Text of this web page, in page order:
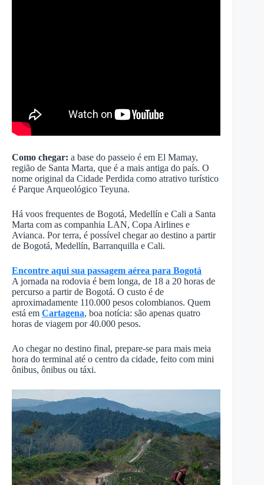
Como chegar: a base do passeio é em El Mamay,
região de Santa Marta, que é a mais antiga do país. O
nome original da Cidade Perdida como atrativo turístico
é Parque Arqueológico Teyuna.
Há voos frequentes de Bogotá, Medellín e Cali a Santa
Marta com as companhia LAN, Copa Airlines e
Avianca. Por terra, é possível chegar ao destino a partir
de Bogotá, Medellín, Barranquilla e Cali.
Encontre aqui sua passagem aérea para Bogotá
A jornada na rodovia é bem longa, de 18 a 20 horas de
percurso a partir de Bogotá. O custo é de
aproximadamente 110.000 pesos colombianos. Quem
está em Cartagena, boa notícia: são apenas quatro
horas de viagem por 40.000 pesos.
Ao chegar no destino final, prepare-se para mais meia
hora do terminal até o centro da cidade, feito com mini
ônibus, ônibus ou táxi.